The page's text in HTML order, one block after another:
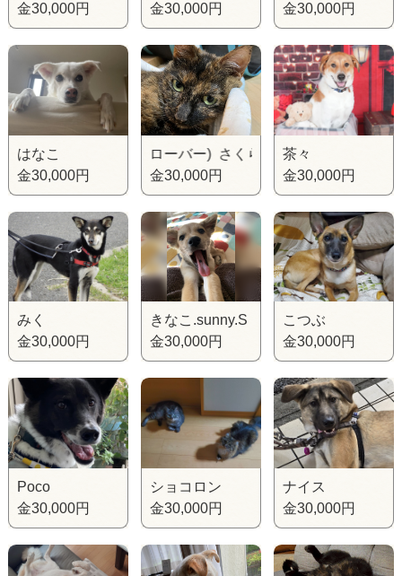
金30,000円
金30,000円
金30,000円
はなこ
金30,000円
さくら(元クローバー) さくら(元クローバー) さくら(元
金30,000円
茶々
金30,000円
みく
金30,000円
きなこ.sunny.S
金30,000円
こつぶ
金30,000円
Poco
金30,000円
ショコロン
金30,000円
ナイス
金30,000円